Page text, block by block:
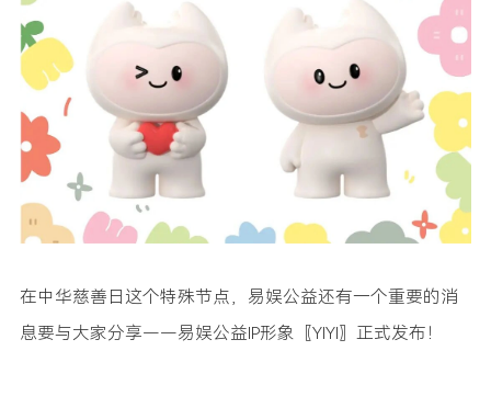
在中华慈善日这个特殊节点，易娱公益还有一个重要的消
息要与大家分享——易娱公益IP形象〖YIYI〗正式发布！